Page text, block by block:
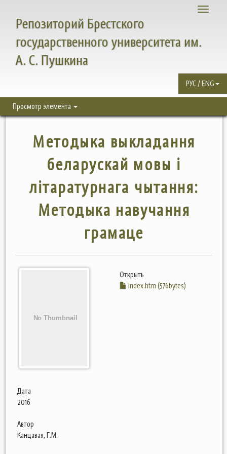
Toggle
Репозиторий Брестского
государственного университета им.
А. С. Пушкина
РУС / ENG
Просмотр элемента
Методыка выкладання
беларускай мовы i
лiтаратурнага чытання:
Методыка навучання
грамаце
Открыть
index.htm (576bytes)
Дата
2016
Автор
Канцавая, Г.М.